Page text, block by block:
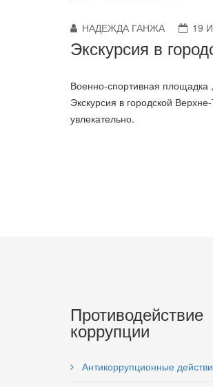
НАДЕЖДА ГАНЖА 19
Экскурсия в
Военно-спортивная площадка
Экскурсия в городской
увлекательно.
Противодействие
коррупции
Антикоррупционные